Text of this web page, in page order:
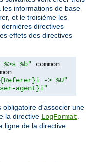
informations de base
et le troisième les
directives
effets des directives
%b"
-> %U"
agent}i"
obligatoire d'associer une
la directive LogFormat.
ligne de la directive